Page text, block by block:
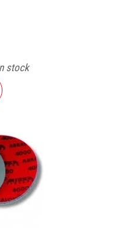
stock